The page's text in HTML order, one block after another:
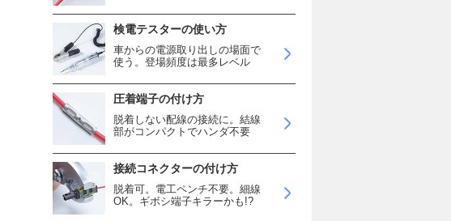
検電テスターの使い方
車からの電源取り出しの場面で
使う。登場頻度は最多レベル
圧着端子の付け方
脱着しない配線の接続に。結線
部がコンパクトでハンダ不要
接続コネクターの付け方
脱着可。電工ペンチ不要。細線
OK。ギボシ端子キラーかも!?